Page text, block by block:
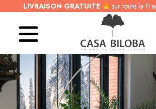
LIVRAISON GRATUITE sur toute la